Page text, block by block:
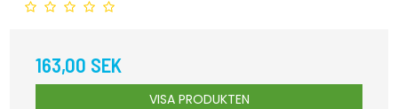
163,00 SEK
VISA PRODUKTEN